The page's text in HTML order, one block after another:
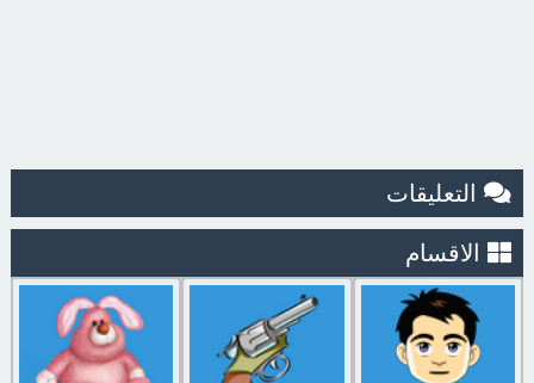
التعليقات
الاقسام